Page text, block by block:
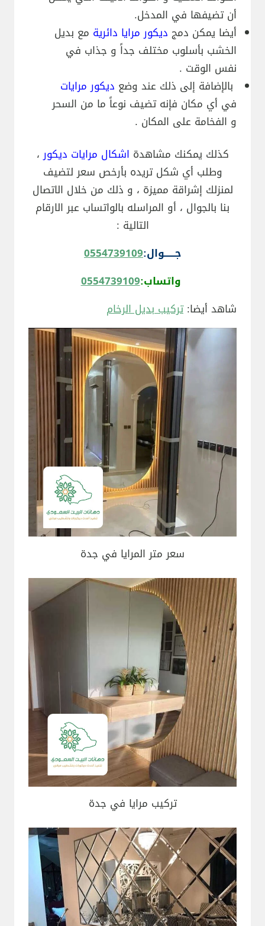
أن تضيفها في المدخل.
أيضا يمكن دمج ديكور مرايا دائرية مع بديل
الخشب بأسلوب مختلف جداً و جذاب في
نفس الوقت .
بالإضافة إلى ذلك عند وضع ديكور مرايات
في أي مكان فإنه تضيف نوعاً ما من السحر
و الفخامة على المكان .
كذلك يمكنك مشاهدة اشكال مرايات ديكور،
وطلب أي شكل تريده بأرخص سعر لتضيف
لمنزلك إشراقة مميزة ، و ذلك من خلال الاتصال
بنا بالجوال ، أو المراسله بالواتساب عبر الارقام
التالية :
جــــــوال:0554739109
واتساب:0554739109
شاهد أيضا: تركيب بديل الرخام
سعر متر المرايا في جدة
تركيب مرايا في جدة